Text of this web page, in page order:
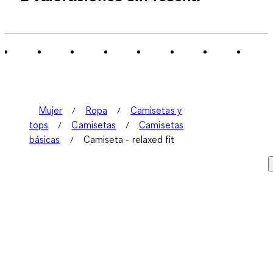
de
Mujer Ropa
Camisetas y
tops
Camisetas
Camisetas
básicas
Camiseta - relaxed fit